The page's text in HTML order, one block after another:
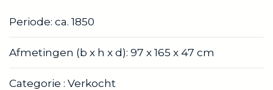
Periode: ca. 1850
Afmetingen (b x h x d): 97 x 165 x 47 cm
Categorie : Verkocht